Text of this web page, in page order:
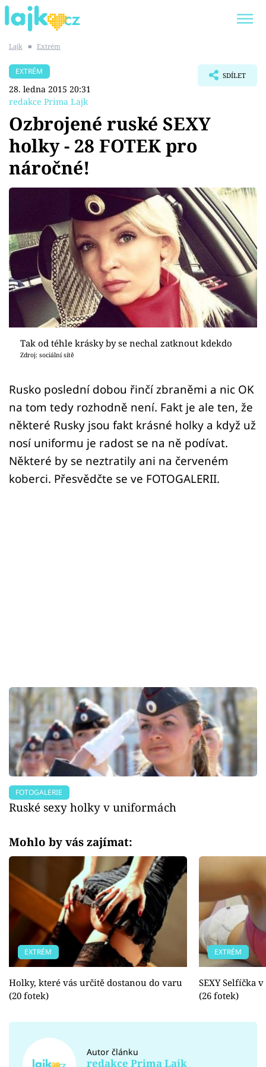
SHOPAHOLICADEL
Témata
Showbyznys
Virály
Sex a vztahy
Videa
Sledujte prima+
Přihlášení
Sledujte nás
Lajk ■ Extrém
EXTRÉM
28. ledna 2015 20:31
redakce Prima Lajk
SDÍLET
Ozbrojené ruské SEXY
holky - 28 FOTEK pro
náročné!
Tak od téhle krásky by se nechal zatknout kdekdo
Zdroj: sociální sítě
Rusko poslední dobou řinčí zbraněmi a nic OK
na tom tedy rozhodně není. Fakt je ale ten, že
některé Rusky jsou fakt krásné holky a když už
nosí uniformu je radost se na ně podívat.
Některé by se neztratily ani na červeném
koberci. Přesvědčte se ve FOTOGALERII.
FOTOGALERIE
Ruské sexy holky v uniformách
Mohlo by vás zajímat:
EXTRÉM
Holky, které vás určitě dostanou do varu
(20 fotek)
EXTRÉM
SEXY Selfíčka
(26 fotek)
Autor článku
redakce Prima Lajk